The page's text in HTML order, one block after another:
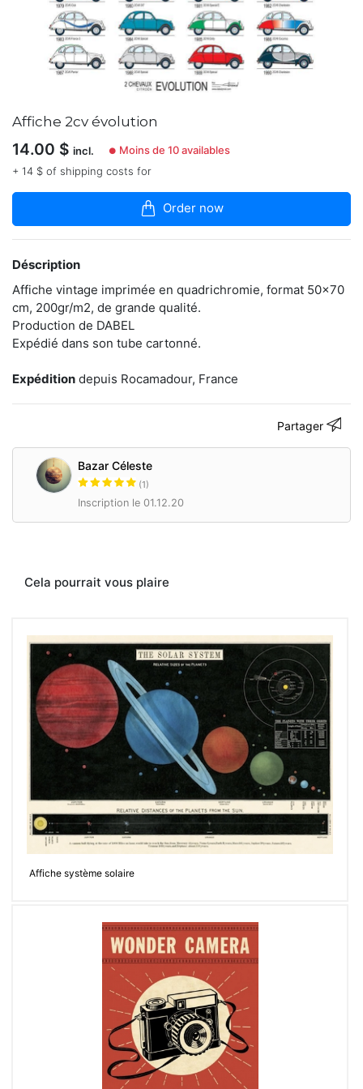
boutique
En
une
nouvelle
décoration?
Bazar
d'embellir
votre
univers
avec
des
produits
rares
et
originaux.
d’objets
vintages,
artisanat,
Contacter
Affiche 2cv évolution
14.00 $ incl. ● Moins de 10 availables
+ 14 $ of shipping costs for
Order now
Déscription
Affiche vintage imprimée en quadrichromie, format 50x70
cm, 200gr/m2, de grande qualité.
Production de DABEL
Expédié dans son tube cartonné.
Expédition depuis Rocamadour, France
Partager
Bazar Céleste
(1)
Inscription le 01.12.20
Cela pourrait vous plaire
Affiche système solaire